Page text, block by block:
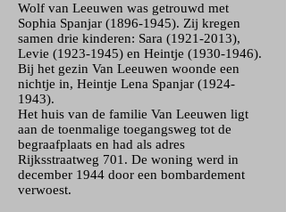
Wolf van Leeuwen was getrouwd met
Sophia Spanjar (1896-1945). Zij kregen
samen drie kinderen: Sara (1921-2013),
Levie (1923-1945) en Heintje (1930-1946).
Bij het gezin Van Leeuwen woonde een
nichtje in, Heintje Lena Spanjar (1924-
1943).
Het huis van de familie Van Leeuwen ligt
aan de toenmalige toegangsweg tot de
begraafplaats en had als adres
Rijksstraatweg 701. De woning werd in
december 1944 door een bombardement
verwoest.